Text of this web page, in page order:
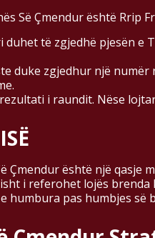
Së Çmendur është Rrip
të zgjedhë pjesën e
duke zgjedhur një numër
i raundit. Nëse
Çmendur është një
i referohet lojës
humbura pas humbjes së